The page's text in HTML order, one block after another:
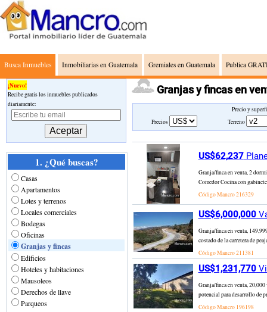
Busca Inmuebles Inmobiliarias en Guatemala Gremiales en Guatemala Publica
Granjas y fincas en
Precio y
Precios
Terreno
US$62,237
Granja/finca en venta, 2
Comedor Cocina con
Código Mancro216329
US$6,000,000
Granja/finca en venta,
costado de la carretera de
Código Mancro211381
US$1,231,770
Granja/finca en venta,
potencial para desarrollo de
Código Mancro 196198
¡Nuevo!
Recibe gratis los inmuebles publicados
diariamente:
1. ¿Qué buscas?
Casas
Apartamentos
Lotes y terrenos
Locales comerciales
Bodegas
Oficinas
Granjas y fincas
Edificios
Hoteles y habitaciones
Mausoleos
Derechos de llave
Parqueos